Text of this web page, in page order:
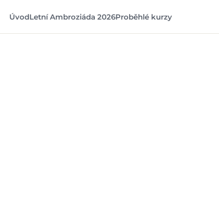
ÚvodLetní Ambroziáda 2026Proběhlé kurzy